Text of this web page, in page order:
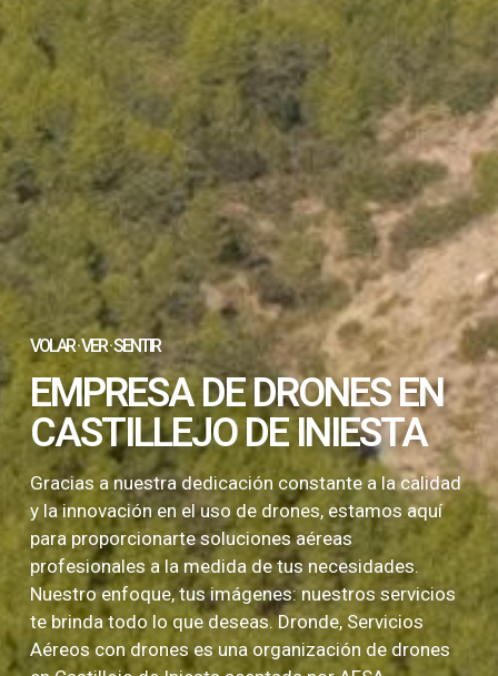
VOLAR · VER · SENTIR
EMPRESA DE DRONES EN
CASTILLEJO DE INIESTA
Gracias a nuestra dedicación constante a la calidad
y la innovación en el uso de drones, estamos aquí
para proporcionarte soluciones aéreas
profesionales a la medida de tus necesidades.
Nuestro enfoque, tus imágenes: nuestros servicios
te brinda todo lo que deseas. Dronde, Servicios
Aéreos con drones es una organización de drones